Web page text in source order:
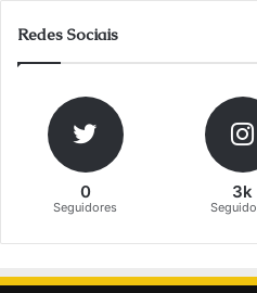
Redes Sociais
0
Seguidores
3k